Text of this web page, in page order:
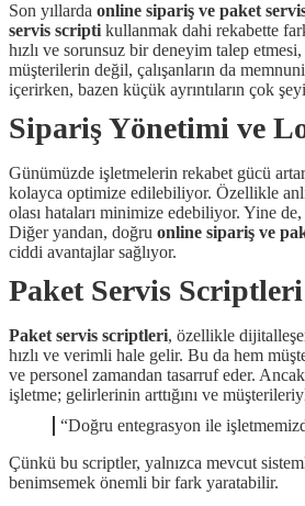
Son yıllarda online sipariş ve paket
servis scripti kullanmak dahi rekabette
hızlı ve sorunsuz bir deneyim talep
müşterilerin değil, çalışanların da
içerirken, bazen küçük ayrıntıların çok
Sipariş Yönetimi ve
Günümüzde işletmelerin rekabet gücü
kolayca optimize edilebiliyor. Özellikle
olası hataları minimize edebiliyor. Yine
Diğer yandan, doğru online sipariş ve
ciddi avantajlar sağlıyor.
Paket Servis
Paket servis scriptleri, özellikle
hızlı ve verimli hale gelir. Bu da hem
ve personel zamandan tasarruf eder.
işletme; gelirlerinin arttığını ve
“Doğru entegrasyon ile
Çünkü bu scriptler, yalnızca mevcut
benimsemek önemli bir fark yaratabilir.